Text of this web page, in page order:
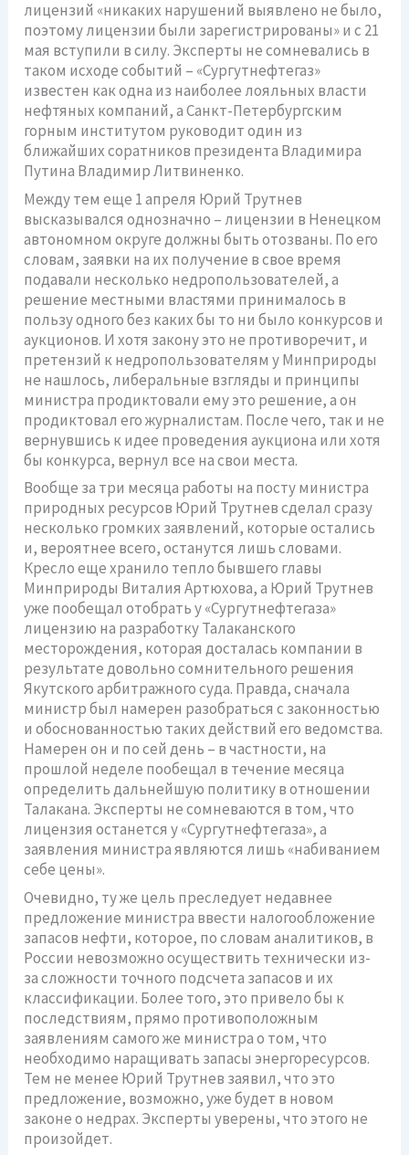
лицензий «никаких нарушений выявлено не было,
поэтому лицензии были зарегистрированы» и с 21
мая вступили в силу. Эксперты не сомневались в
таком исходе событий – «Сургутнефтегаз»
известен как одна из наиболее лояльных власти
нефтяных компаний, а Санкт-Петербургским
горным институтом руководит один из
ближайших соратников президента Владимира
Путина Владимир Литвиненко.
Между тем еще 1 апреля Юрий Трутнев
высказывался однозначно – лицензии в Ненецком
автономном округе должны быть отозваны. По его
словам, заявки на их получение в свое время
подавали несколько недропользователей, а
решение местными властями принималось в
пользу одного без каких бы то ни было конкурсов и
аукционов. И хотя закону это не противоречит, и
претензий к недропользователям у Минприроды
не нашлось, либеральные взгляды и принципы
министра продиктовали ему это решение, а он
продиктовал его журналистам. После чего, так и не
вернувшись к идее проведения аукциона или хотя
бы конкурса, вернул все на свои места.
Вообще за три месяца работы на посту министра
природных ресурсов Юрий Трутнев сделал сразу
несколько громких заявлений, которые остались
и, вероятнее всего, останутся лишь словами.
Кресло еще хранило тепло бывшего главы
Минприроды Виталия Артюхова, а Юрий Трутнев
уже пообещал отобрать у «Сургутнефтегаза»
лицензию на разработку Талаканского
месторождения, которая досталась компании в
результате довольно сомнительного решения
Якутского арбитражного суда. Правда, сначала
министр был намерен разобраться с законностью
и обоснованностью таких действий его ведомства.
Намерен он и по сей день – в частности, на
прошлой неделе пообещал в течение месяца
определить дальнейшую политику в отношении
Талакана. Эксперты не сомневаются в том, что
лицензия останется у «Сургутнефтегаза», а
заявления министра являются лишь «набиванием
себе цены».
Очевидно, ту же цель преследует недавнее
предложение министра ввести налогообложение
запасов нефти, которое, по словам аналитиков, в
России невозможно осуществить технически из-
за сложности точного подсчета запасов и их
классификации. Более того, это привело бы к
последствиям, прямо противоположным
заявлениям самого же министра о том, что
необходимо наращивать запасы энергоресурсов.
Тем не менее Юрий Трутнев заявил, что это
предложение, возможно, уже будет в новом
законе о недрах. Эксперты уверены, что этого не
произойдет.